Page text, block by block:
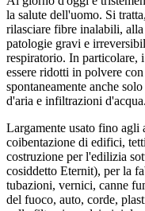
la salute dell'uomo. Si
rilasciare fibre inalabili,
patologie gravi e
respiratorio. In particolare,
essere ridotti in polvere
spontaneamente anche
d'aria e infiltrazioni d'acqua.
Largamente usato fino agli
coibentazione di edifici,
costruzione per l'edilizia
cosiddetto Eternit), per la
tubazioni, vernici, canne
del fuoco, auto, corde,